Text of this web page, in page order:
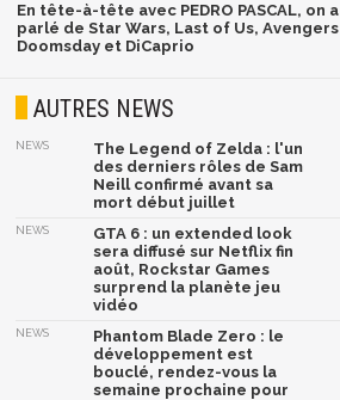
En tête-à-tête avec PEDRO PASCAL, on a
parlé de Star Wars, Last of Us, Avengers
Doomsday et DiCaprio
AUTRES NEWS
NEWS
The Legend of Zelda : l'un
des derniers rôles de Sam
Neill confirmé avant sa
mort début juillet
NEWS
GTA 6 : un extended look
sera diffusé sur Netflix fin
août, Rockstar Games
surprend la planète jeu
vidéo
NEWS
Phantom Blade Zero : le
développement est
bouclé, rendez-vous la
semaine prochaine pour